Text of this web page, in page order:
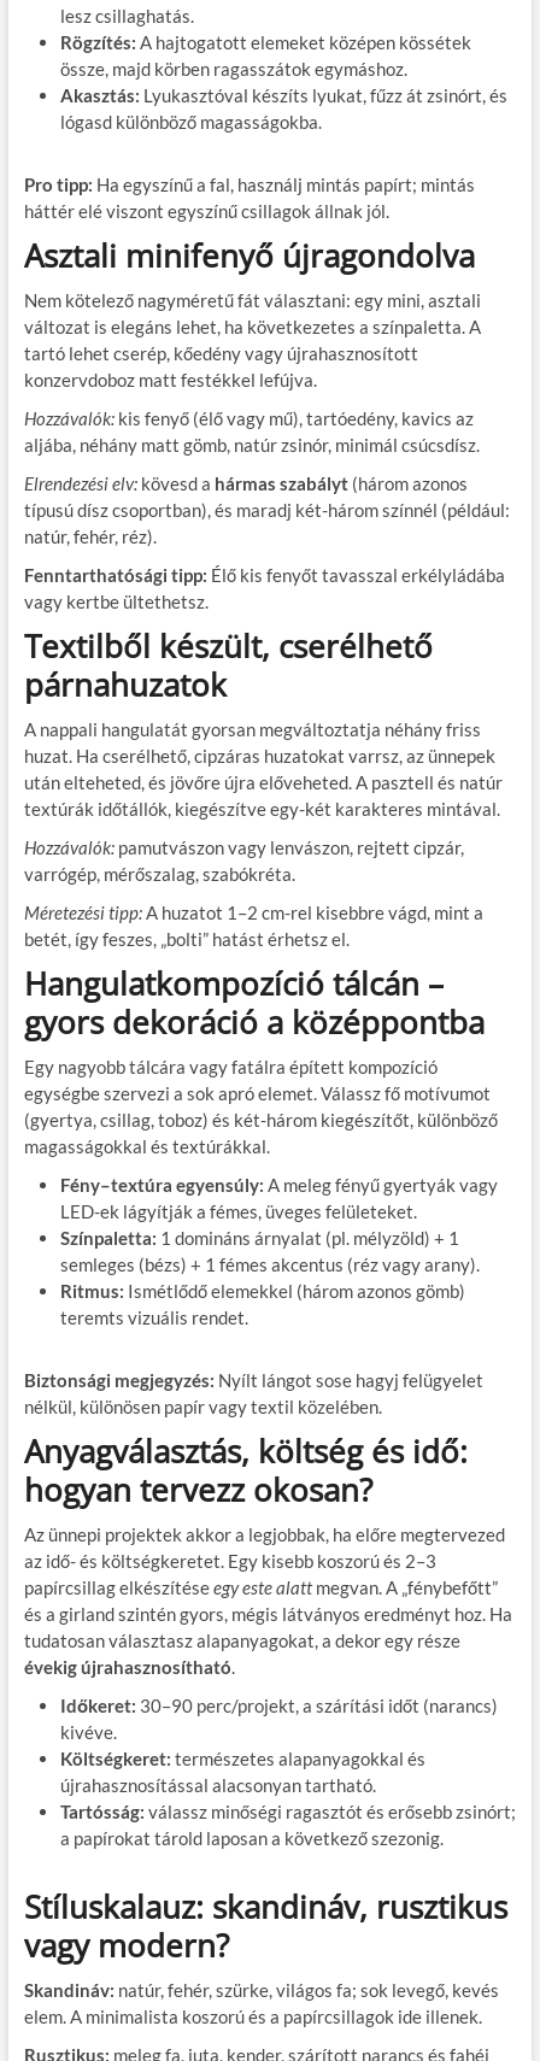
lesz csillaghatás.
Rögzítés: A hajtogatott elemeket középen kössétek
össze, majd körben ragasszátok egymáshoz.
Akasztás: Lyukasztóval készíts lyukat, fűzz át zsinórt, és
lógasd különböző magasságokba.
Pro tipp: Ha egyszínű a fal, használj mintás papírt; mintás
háttér elé viszont egyszínű csillagok állnak jól.
Asztali minifenyő újragondolva
Nem kötelező nagyméretű fát választani: egy mini, asztali
változat is elegáns lehet, ha következetes a színpaletta. A
tartó lehet cserép, kőedény vagy újrahasznosított
konzervdoboz matt festékkel lefújva.
Hozzávalók:kis fenyő (élő vagy mű), tartóedény, kavics az
aljába, néhány matt gömb, natúr zsinór, minimál csúcsdísz.
Elrendezési elv:kövesd a hármas szabályt(három azonos
típusú dísz csoportban), és maradj két-három színnél (például:
natúr, fehér, réz).
Fenntarthatósági tipp: Élő kis fenyőt tavasszal erkélyládába
vagy kertbe ültethetsz.
Textilből készült, cserélhető
párnahuzatok
A nappali hangulatát gyorsan megváltoztatja néhány friss
huzat. Ha cserélhető, cipzáras huzatokat varrsz, az ünnepek
után elteheted, és jövőre újra előveheted. A pasztell és natúr
textúrák időtállók, kiegészítve egy-két karakteres mintával.
Hozzávalók:pamutvászon vagy lenvászon, rejtett cipzár,
varrógép, mérőszalag, szabókréta.
Méretezési tipp:A huzatot 1–2 cm-rel kisebbre vágd, mint a
betét, így feszes, „bolti” hatást érhetsz el.
Hangulatkompozíció tálcán –
gyors dekoráció a középpontba
Egy nagyobb tálcára vagy fatálra épített kompozíció
egységbe szervezi a sok apró elemet. Válassz fő motívumot
(gyertya, csillag, toboz) és két-három kiegészítőt, különböző
magasságokkal és textúrákkal.
Fény–textúra egyensúly: A meleg fényű gyertyák vagy
LED-ek lágyítják a fémes, üveges felületeket.
Színpaletta: 1 domináns árnyalat (pl. mélyzöld) + 1
semleges (bézs) + 1 fémes akcentus (réz vagy arany).
Ritmus: Ismétlődő elemekkel (három azonos gömb)
teremts vizuális rendet.
Biztonsági megjegyzés: Nyílt lángot sose hagyj felügyelet
nélkül, különösen papír vagy textil közelében.
Anyagválasztás, költség és idő:
hogyan tervezz okosan?
Az ünnepi projektek akkor a legjobbak, ha előre megtervezed
az idő- és költségkeretet. Egy kisebb koszorú és 2–3
papírcsillag elkészítéseegy este alattmegvan. A „fénybefőtt”
és a girland szintén gyors, mégis látványos eredményt hoz. Ha
tudatosan választasz alapanyagokat, a dekor egy része
évekig újrahasznosítható.
Időkeret: 30–90 perc/projekt, a szárítási időt (narancs)
kivéve.
Költségkeret: természetes alapanyagokkal és
újrahasznosítással alacsonyan tartható.
Tartósság: válassz minőségi ragasztót és erősebb zsinórt;
a papírokat tárold laposan a következő szezonig.
Stíluskalauz: skandináv, rusztikus
vagy modern?
Skandináv: natúr, fehér, szürke, világos fa; sok levegő, kevés
elem. A minimalista koszorú és a papírcsillagok ide illenek.
Rusztikus: meleg fa, juta, kender, szárított narancs és fahéj